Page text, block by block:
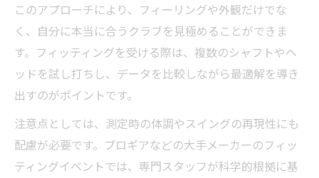
このアプローチにより、フィーリングや外観だけでな
く、自分に本当に合うクラブを見極めることができま
す。フィッティングを受ける際は、複数のシャフトやヘ
ッドを試し打ちし、データを比較しながら最適解を導き
出すのがポイントです。
注意点としては、測定時の体調やスイングの再現性にも
配慮が必要です。プロギアなどの大手メーカーのフィッ
ティングイベントでは、専門スタッフが科学的根拠に基